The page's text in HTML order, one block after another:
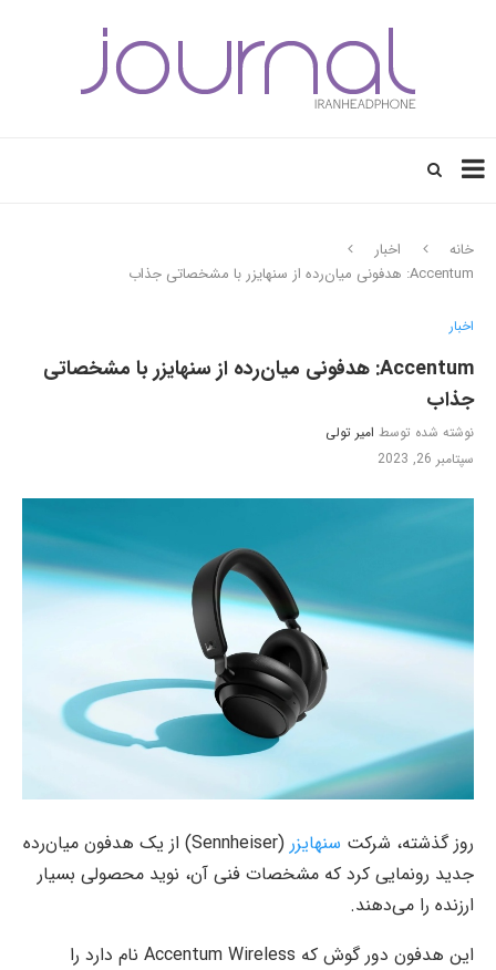
خانه
اخبار
Accentum: هدفونی میان‌‌رده از سنهایزر با مشخصاتی جذاب
اخبار
Accentum: هدفونی میان‌‌رده از سنهایزر با مشخصاتی
جذاب
نوشته شده توسط امیر تولی
سپتامبر 26, 2023
روز گذشته، شرکت سنهایزر
(Sennheiser) از یک هدفون میان‌‌رده
جدید رونمایی کرد که مشخصات فنی آن، نوید محصولی بسیار
ارزنده را می‌دهند.
این هدفون دور گوش که Accentum Wireless نام دارد را